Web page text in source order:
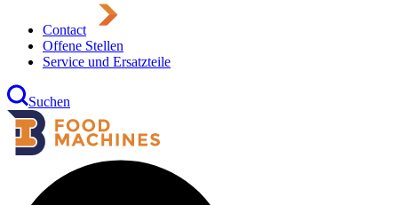
Contact
Offene Stellen
Service und Ersatzteile
Suchen